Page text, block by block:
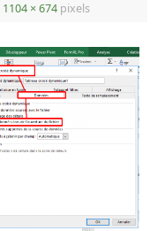
1104 × 674 pixels